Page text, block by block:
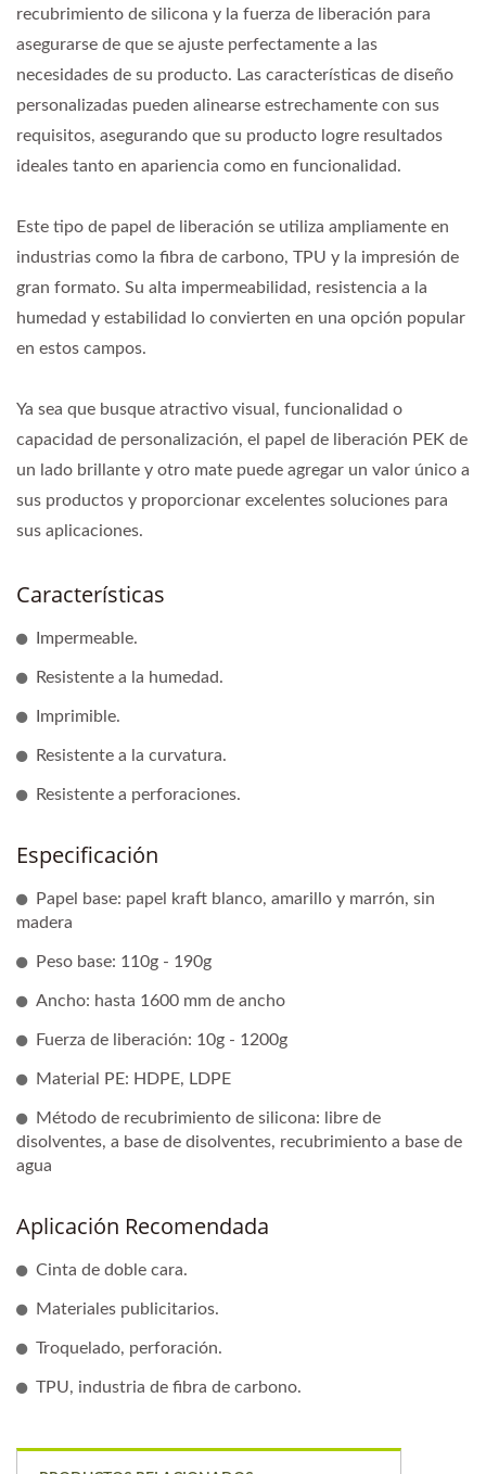
recubrimiento de silicona y la fuerza de liberación para
asegurarse de que se ajuste perfectamente a las
necesidades de su producto. Las características de diseño
personalizadas pueden alinearse estrechamente con sus
requisitos, asegurando que su producto logre resultados
ideales tanto en apariencia como en funcionalidad.
Este tipo de papel de liberación se utiliza ampliamente en
industrias como la fibra de carbono, TPU y la impresión de
gran formato. Su alta impermeabilidad, resistencia a la
humedad y estabilidad lo convierten en una opción popular
en estos campos.
Ya sea que busque atractivo visual, funcionalidad o
capacidad de personalización, el papel de liberación PEK de
un lado brillante y otro mate puede agregar un valor único a
sus productos y proporcionar excelentes soluciones para
sus aplicaciones.
Características
Impermeable.
Resistente a la humedad.
Imprimible.
Resistente a la curvatura.
Resistente a perforaciones.
Especificación
Papel base: papel kraft blanco, amarillo y marrón, sin
madera
Peso base: 110g - 190g
Ancho: hasta 1600 mm de ancho
Fuerza de liberación: 10g - 1200g
Material PE: HDPE, LDPE
Método de recubrimiento de silicona: libre de
disolventes, a base de disolventes, recubrimiento a base de
agua
Aplicación Recomendada
Cinta de doble cara.
Materiales publicitarios.
Troquelado, perforación.
TPU, industria de fibra de carbono.